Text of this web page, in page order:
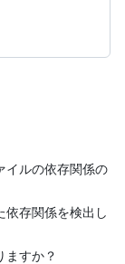
イルの依存関係の
依存関係を検出し
ますか？